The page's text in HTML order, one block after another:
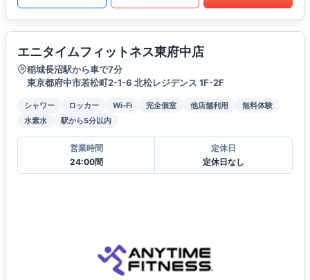
エニタイムフィットネス東府中店
稲城長沼駅から車で7分
東京都府中市若松町2-1-6 北松レジデンス 1F-2F
シャワー ロッカー Wi-Fi 完全個室 他店舗利用
無料体験
水素水
駅から5分以内
営業時間
24:00間
定休日
定休日なし